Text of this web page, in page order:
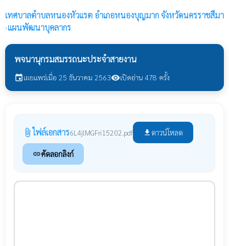
เทศบาลตำบลหนองหัวแรต อำเภอหนองบุญมาก จังหวัดนครราชสีมา
›แผนพัฒนาบุคลากร
พจนานุกรมสมรรถนะประจำสายงาน
eventเผยแพร่เมื่อ 25 ธันวาคม 2563visibilityเปิดอ่าน 478 ครั้ง
attach_file ไฟล์เอกสาร6L4jlMGFri15202.pdf file_download ดาวน์โหลด
linkคัดลอกลิงก์